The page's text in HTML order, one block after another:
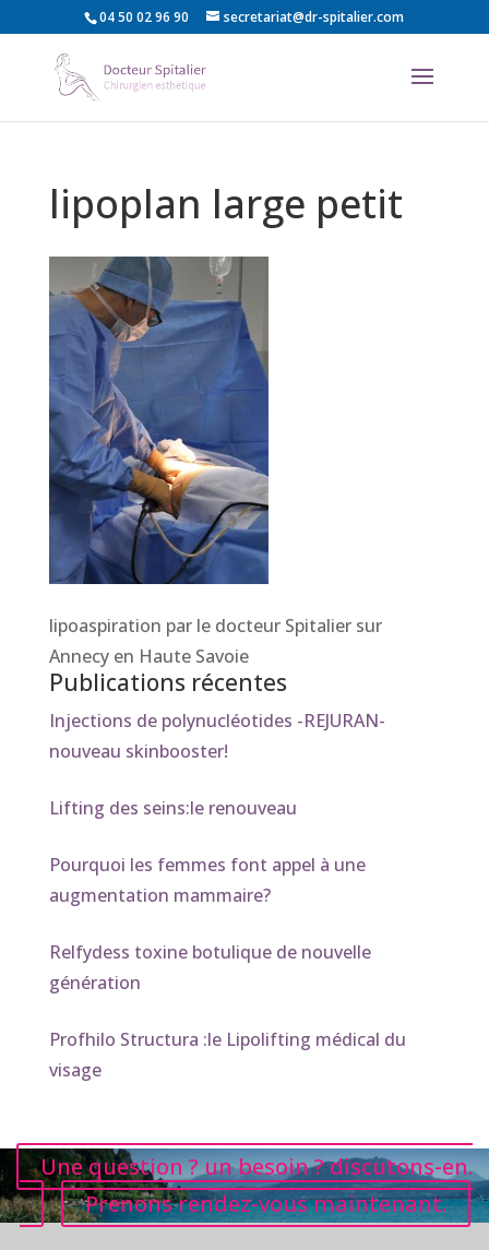
04 50 02 96 90 secretariat@dr-spitalier.com
lipoplan large petit
lipoaspiration par le docteur Spitalier sur
Annecy en Haute Savoie
Publications récentes
Injections de polynucléotides -REJURAN-
nouveau skinbooster!
Lifting des seins:le renouveau
Pourquoi les femmes font appel à une
augmentation mammaire?
Relfydess toxine botulique de nouvelle
génération
Profhilo Structura :le Lipolifting médical du
visage
Une question ? un besoin ? discutons-en.
Prenons rendez-vous maintenant.